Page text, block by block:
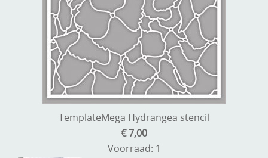
TemplateMega Hydrangea stencil
€ 7,00
Voorraad: 1